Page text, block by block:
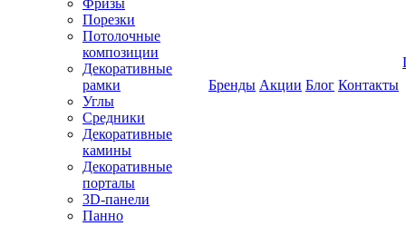
Фризы
Порезки
Потолочные
композиции
Декоративные
рамки
Углы
Средники
Декоративные
камины
Декоративные
порталы
3D-панели
Панно
Бренды Акции Блог Контакты